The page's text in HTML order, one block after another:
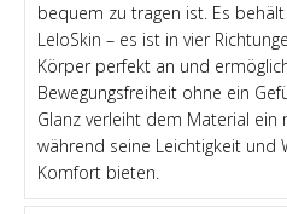
bequem zu tragen ist. Es
LeloSkin – es ist in vier
Körper perfekt an und
Bewegungsfreiheit ohne ein
Glanz verleiht dem Material ein
während seine Leichtigkeit und
Komfort bieten.